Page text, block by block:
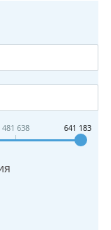
481 638 641 183